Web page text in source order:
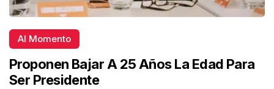
Al Momento
Proponen Bajar A 25 Años La Edad Para
Ser Presidente